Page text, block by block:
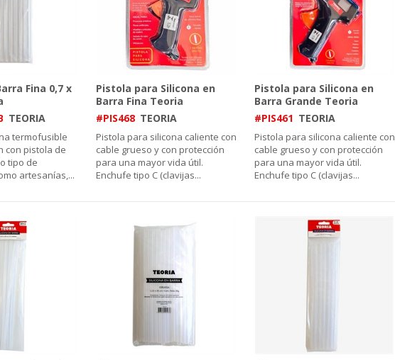
Fina 0,7 x
TEORIA
termofusible
con pistola de
tipo de
artesanías,...
Pistola para Silicona en
Barra Fina Teoria
#PIS468 TEORIA
Pistola para silicona caliente con
cable grueso y con protección
para una mayor vida útil.
Enchufe tipo C (clavijas...
Pistola para Silicona en
Barra Grande Teoria
#PIS461 TEORIA
Pistola para silicona caliente con
cable grueso y con protección
para una mayor vida útil.
Enchufe tipo C (clavijas...